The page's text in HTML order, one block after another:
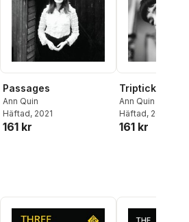
Passages
Ann Quin
Häftad, 2021
161 kr
Tripticks
Ann Quin
Häftad, 2022
161 kr